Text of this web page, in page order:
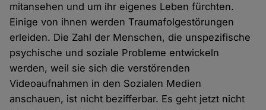
mitansehen und um ihr eigenes Leben fürchten.
Einige von ihnen werden Traumafolgestörungen
erleiden. Die Zahl der Menschen, die unspezifische
psychische und soziale Probleme entwickeln
werden, weil sie sich die verstörenden
Videoaufnahmen in den Sozialen Medien
anschauen, ist nicht bezifferbar. Es geht jetzt nicht